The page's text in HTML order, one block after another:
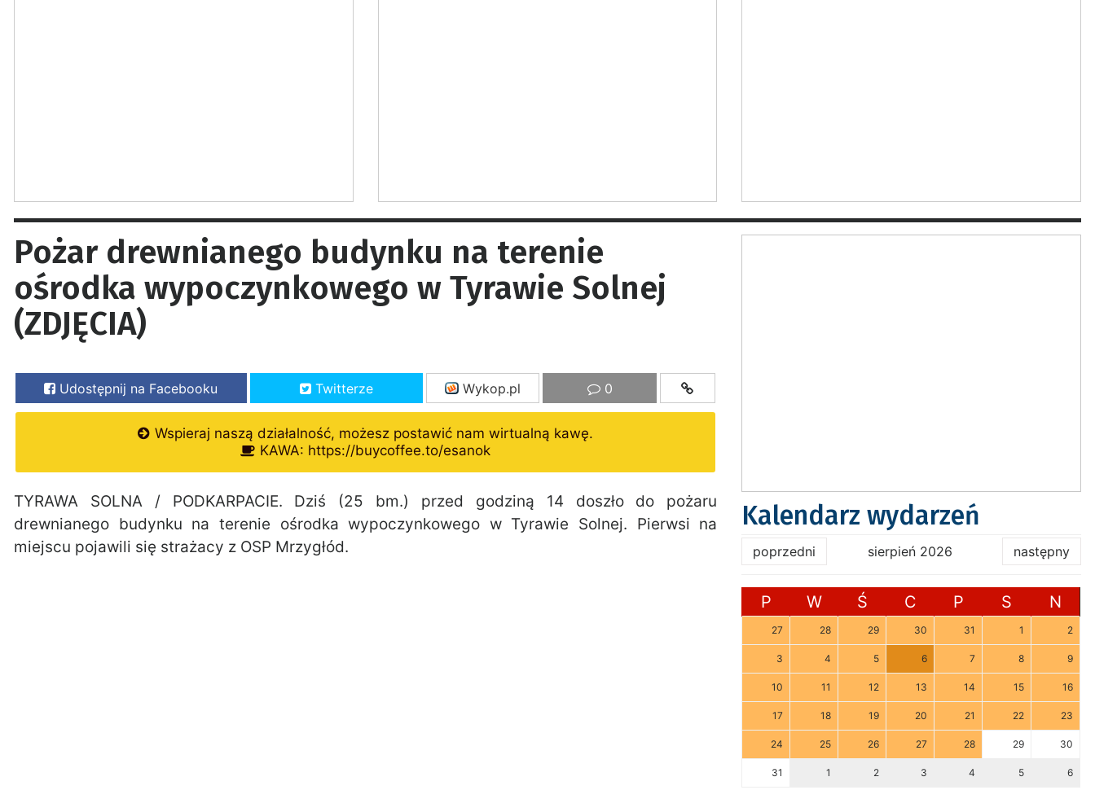
Pożar drewnianego budynku na terenie
ośrodka wypoczynkowego w Tyrawie Solnej
(ZDJĘCIA)
Udostępnij na Facebooku Twitterze Wykop.pl 0
Wspieraj naszą działalność, możesz postawić nam wirtualną kawę.
KAWA: https://buycoffee.to/esanok
TYRAWA SOLNA / PODKARPACIE. Dziś (25 bm.) przed godziną 14 doszło do pożaru
drewnianego budynku na terenie ośrodka wypoczynkowego w Tyrawie Solnej. Pierwsi na
miejscu pojawili się strażacy z OSP Mrzygłód.
Kalendarz wydarzeń
poprzedni sierpień 2026 następny
P W Ś C P S N
27 28 29 30 31 1 2
3 4 5 6 7 8 9
10 11 12 13 14 15 16
17 18 19 20 21 22 23
24 25 26 27 28 29 30
31 1 2 3 4 5 6